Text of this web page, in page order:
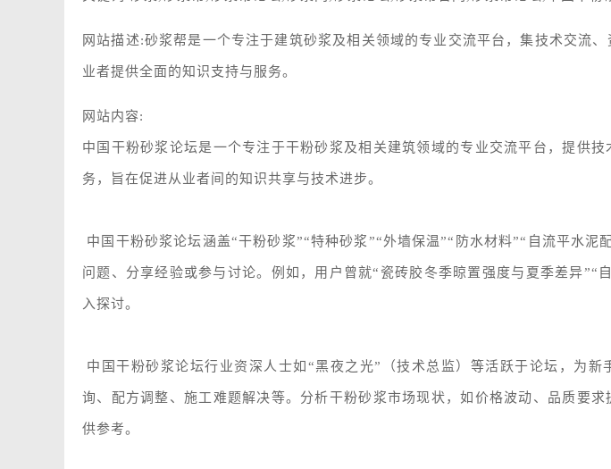
网站描述:砂浆帮是一个专注于建筑砂浆及相关领域的专业交流平台，集技术交流
业者提供全面的知识支持与服务。
网站内容:
中国干粉砂浆论坛是一个专注于干粉砂浆及相关建筑领域的专业交流平台，提供
务，旨在促进从业者间的知识共享与技术进步。
中国干粉砂浆论坛涵盖“干粉砂浆”“特种砂浆”“外墙保温”“防水材料”“自流平水泥
问题、分享经验或参与讨论。例如，用户曾就“瓷砖胶冬季晾置强度与夏季差异”“
入探讨。
中国干粉砂浆论坛行业资深人士如“黑夜之光”（技术总监）等活跃于论坛，为新
询、配方调整、施工难题解决等。分析干粉砂浆市场现状，如价格波动、品质要
供参考。